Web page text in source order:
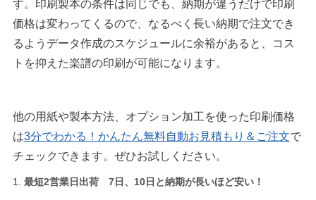
す。印刷製本の条件は同じでも、納期が違うだけで印刷
価格は変わってくるので、なるべく長い納期で注文でき
るようデータ作成のスケジュールに余裕があると、コス
トを抑えた楽譜の印刷が可能になります。
他の用紙や製本方法、オプション加工を使った印刷価格
は3分でわかる！かんたん無料自動お見積もり＆ご注文で
チェックできます。ぜひお試しください。
最短2営業日出荷 7日、10日と納期が長いほど安い！